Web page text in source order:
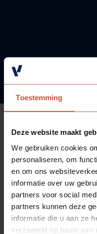
Toestemming
Deze website maakt
We gebruiken cookies
personaliseren, om
en om ons
informatie over uw
partners voor social
partners kunnen deze
informatie die u aan ze
verzameld op basis van
Als aannemer
projectsite
zelf alle